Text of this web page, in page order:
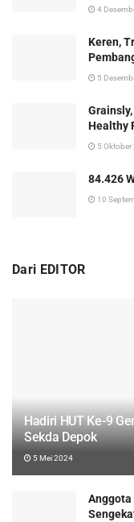
4
Keren,
5
Healthy
5
84.426
10
Dari EDITOR
Hadiri HUT Ke-9
Sekda Depok
5 Mei 2024
Anggota